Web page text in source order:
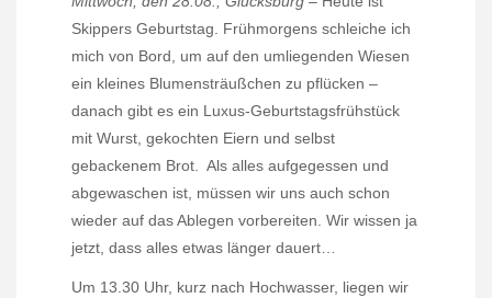
Skippers Geburtstag. Frühmorgens schleiche ich
mich von Bord, um auf den umliegenden Wiesen
ein kleines Blumensträußchen zu pflücken –
danach gibt es ein Luxus-Geburtstagsfrühstück
mit Wurst, gekochten Eiern und selbst
gebackenem Brot.
Als alles aufgegessen und
abgewaschen ist, müssen wir uns auch schon
wieder auf das Ablegen vorbereiten. Wir wissen ja
jetzt, dass alles etwas länger dauert…
Um 13.30 Uhr, kurz nach Hochwasser, liegen wir